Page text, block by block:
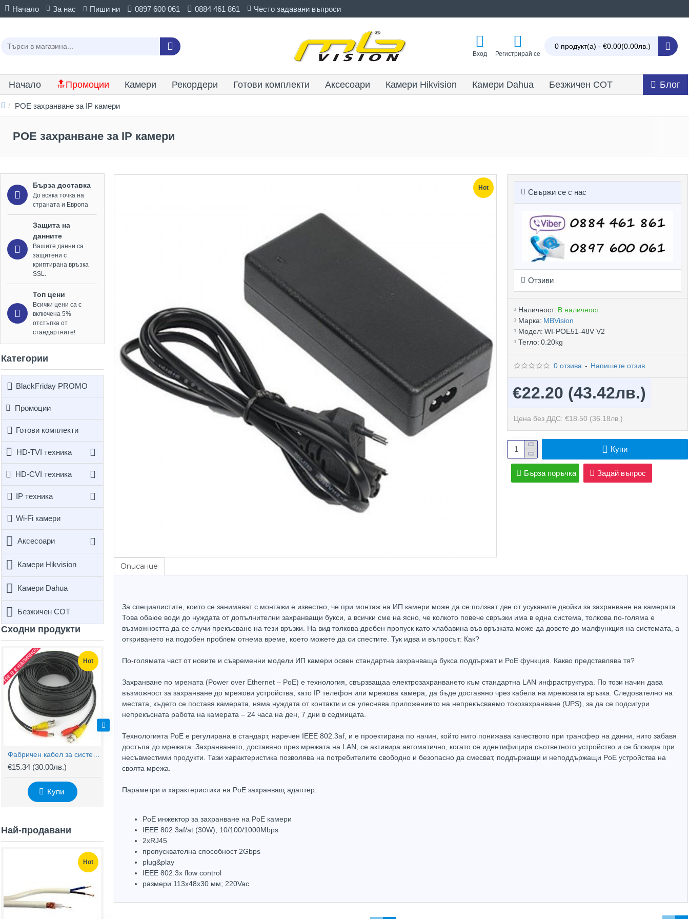
Начало За нас Пиши ни 0897 600 061 0884 461 861 Често задавани въпроси
Вход Регистрирай се
0 продукт(а) - €0.00(0.00лв.)
Начало 🔝Промоции Камери Рекордери Готови комплекти Аксесоари Камери Hikvision Камери Dahua Безжичен СОТ Блог
POE захранване за IP камери
POE захранване за IP камери
Бърза доставка
До всяка точка на
страната и Европа
Защита на
данните
Вашите данни са
защитени с
криптирана връзка
SSL.
Топ цени
Всички цени са с
включена 5%
отстъпка от
стандартните!
Категории
BlackFriday PROMO
Промоции
Готови комплекти
HD-TVI техника
HD-CVI техника
IP техника
Wi-Fi камери
Аксесоари
Камери Hikvision
Камери Dahua
Безжичен СОТ
Сходни продукти
Hot
Не е в наличност
€15.34 (30.00лв.)
Купи
Hot
Захранващ блок 12VDC/10A за видеонаблюдение в метална кутия VNPWRBOX1012
€55.22(108.00лв.)
Купи Купи
Най-продавани
Hot
Hot Свържи се с нас
Отзиви
Наличност: В наличност
Марка: MBVision
Модел: WI-POE51-48V V2
Тегло: 0.20kg
0 отзива - Напишете отзив
€22.20 (43.42лв.)
Цена без ДДС: €18.50 (36.18лв.)
Купи
Бърза поръчка Задай въпрос
Описание
За специалистите, които се занимават с монтажи е известно, че при монтаж на ИП камери може да се ползват две от усуканите двойки за захранване на камерата.
Това обаюе води до нуждата от допълнителни захранващи букси, а всички сме на ясно, че колкото повече свръзки има в една система, толкова по-голяма е
възможността да се случи прекъсване на тези връзки. На вид толкова дребен пропуск като хлабавина във връзката може да довете до малфункция на системата, а
откриването на подобен проблем отнема време, което можете да си спестите. Тук идва и въпросът: Как?
По-голямата част от новите и съвременни модели ИП камери освен стандартна захранваща букса поддържат и PoE функция. Какво представлява тя?
Захранване по мрежата (Power over Ethernet – PoE) е технология, свързващаа електрозахранването към стандартна LAN инфраструктура. По този начин дава
възможност за захранване до мрежови устройства, като IP телефон или мрежова камера, да бъде доставяно чрез кабела на мрежовата връзка. Следователно на
местата, където се поставя камерата, няма нуждата от контакти и се улеснява приложението на непрекъсваемо токозахранване (UPS), за да се подсигури
непрекъсната работа на камерата – 24 часа на ден, 7 дни в седмицата.
Технологията PoE е регулирана в стандарт, наречен IEEE 802.3af, и е проектирана по начин, който нито понижава качеството при трансфер на данни, нито забавя
достъпа до мрежата. Захранването, доставяно през мрежата на LAN, се активира автоматично, когато се идентифицира съответното устройство и се блокира при
несъвместими продукти. Тази характеристика позволява на потребителите свободно и безопасно да смесват, поддържащи и неподдържащи PoE устройства на
своята мрежа.
Параметри и характеристики на PoE захранващ адаптер:
PoE инжектор за захранване на PoE камери
IEEE 802.3af/at (30W); 10/100/1000Mbps
2xRJ45
пропусквателна способност 2Gbps
plug&play
IEEE 802.3x flow control
размери 113х48х30 мм; 220Vac